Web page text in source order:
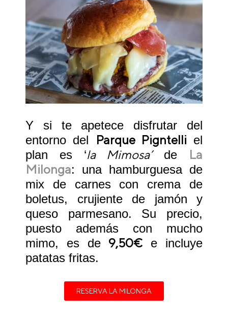
Y si te apetece disfrutar del
entorno del
Parque Pigntelli el
plan es ‘la Mimosa’de
La
Milonga: una hamburguesa de
mix de carnes con crema de
boletus, crujiente de jamón y
queso parmesano. Su precio,
puesto además con mucho
mimo, es de 9,50€ e incluye
patatas fritas.
RESERVA LA MILONGA